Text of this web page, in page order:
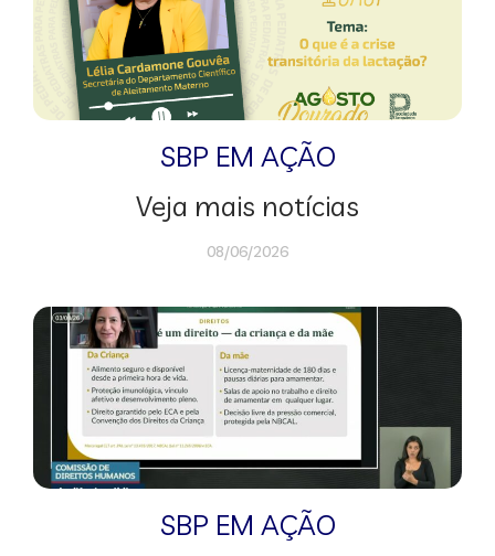
SBP EM AÇÃO
Veja mais notícias
08/06/2026
SBP EM AÇÃO